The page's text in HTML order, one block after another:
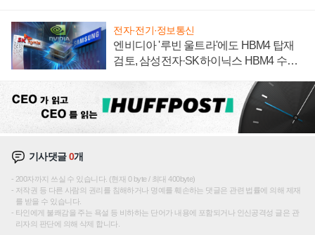
전자·전기·정보통신
엔비디아 '루빈 울트라'에도 HBM4 탑재
검토, 삼성전자·SK하이닉스 HBM4 수율
기사댓글0개
200자까지 쓰실 수 있습니다. (현재 0 byte / 최대 400byte)
저작권 등 다른 사람의 권리를 침해하거나 명예를 훼손하는 댓글은 관련 법률에 의해 제재
를 받을 수 있습니다.
타인에게 불쾌감을 주는 욕설 등 비하하는 단어가 내용에 포함되거나 인신공격성 글은 관
리자의 판단에 의해 삭제 합니다.